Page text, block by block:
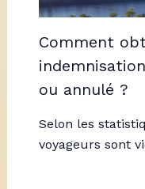
Comment
ou annulé ?
Selon les
voyageurs sont